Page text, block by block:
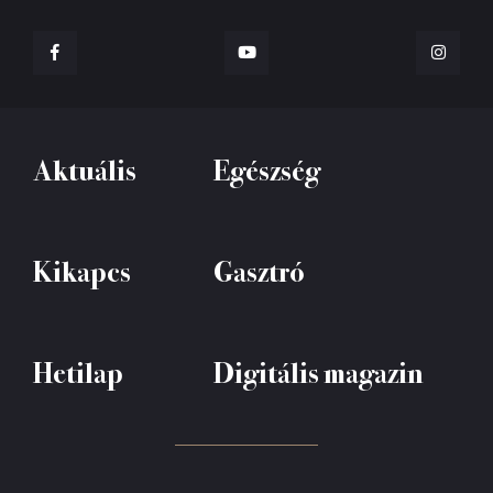
Aktuális Egészség
Kikapcs Gasztró
Hetilap Digitális magazin